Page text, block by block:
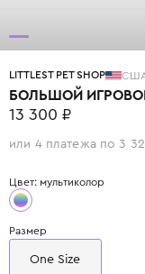
LITTLEST PET SHOP
БОЛЬШОЙ
13 300 ₽
или 4 платежа по 3
Цвет: мультиколор
Размер
One Size